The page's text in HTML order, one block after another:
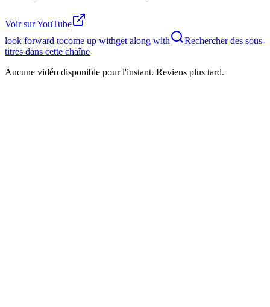
Voir sur YouTube
look forward tocome up withget along with
Rechercher des sous-
titres dans cette chaîne
Aucune vidéo disponible pour l'instant. Reviens plus tard.